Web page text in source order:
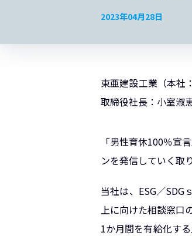
2023年04月28日
東亜建設工業（本社
取締役社長：小室淑
「男性育休100％宣
ンを発信していく取
当社は、ESG／
上に向けた相談窓口
1か月間を有給化す